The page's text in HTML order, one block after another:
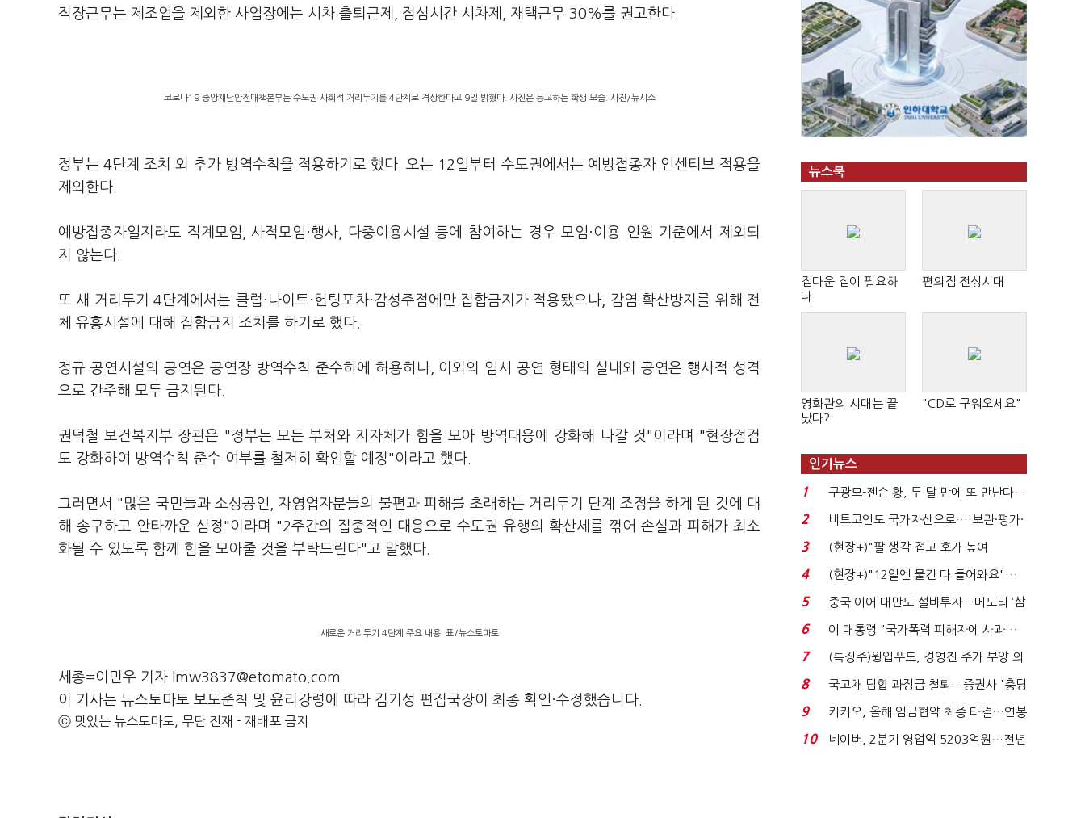
직장근무는 제조업을 제외한 사업장에는 시차 출퇴근제, 점심시간 시차제, 재택근무 30%를 권고한다.
코로나19 중앙재난안전대책본부는 수도권 사회적 거리두기를 4단계로 격상한다고 9일 밝혔다. 사진은 등교하는 학생 모습. 사진/뉴시스
정부는 4단계 조치 외 추가 방역수칙을 적용하기로 했다. 오는 12일부터 수도권에서는 예방접종자 인센티브 적용을
제외한다.
예방접종자일지라도 직계모임, 사적모임·행사, 다중이용시설 등에 참여하는 경우 모임·이용 인원 기준에서 제외되
지 않는다.
또 새 거리두기 4단계에서는 클럽·나이트·헌팅포차·감성주점에만 집합금지가 적용됐으나, 감염 확산방지를 위해 전
체 유흥시설에 대해 집합금지 조치를 하기로 했다.
정규 공연시설의 공연은 공연장 방역수칙 준수하에 허용하나, 이외의 임시 공연 형태의 실내외 공연은 행사적 성격
으로 간주해 모두 금지된다.
권덕철 보건복지부 장관은 "정부는 모든 부처와 지자체가 힘을 모아 방역대응에 강화해 나갈 것"이라며 "현장점검
도 강화하여 방역수칙 준수 여부를 철저히 확인할 예정"이라고 했다.
그러면서 "많은 국민들과 소상공인, 자영업자분들의 불편과 피해를 초래하는 거리두기 단계 조정을 하게 된 것에 대
해 송구하고 안타까운 심정"이라며 "2주간의 집중적인 대응으로 수도권 유행의 확산세를 꺾어 손실과 피해가 최소
화될 수 있도록 함께 힘을 모아줄 것을 부탁드린다"고 말했다.
새로운 거리두기 4단계 주요 내용. 표/뉴스토마토
세종=이민우 기자 lmw3837@etomato.com
이 기사는 뉴스토마토 보도준칙 및 윤리강령에 따라 김기성 편집국장이 최종 확인·수정했습니다.
ⓒ 맛있는 뉴스토마토, 무단 전재 - 재배포 금지
뉴스북
집다운 집이 필요하
다
편의점 전성시대
영화관의 시대는 끝
났다?
"CD로 구워오세요"
인기뉴스
1
구광모-젠슨 황, 두 달 만에 또 만난다…
로봇·AI 등 논...
2
비트코인도 국가자산으로…'보관·평가·
처분' 기준은 ...
3
(현장+)"팔 생각 접고 호가 높여
요"…'덜 똘똘한 한 채' 20...
4
(현장+)"12일엔 물건 다 들어와요"…
빈 매대 채우며 문 연 ...
5
중국 이어 대만도 설비투자…메모리 ‘삼
국전쟁’
6
이 대통령 "국가폭력 피해자에 사과…
적극적 조사로 진...
7
(특징주)윙입푸드, 경영진 주가 부양 의
지에 상한가...
8
국고채 담합 과징금 철퇴…증권사 '충당
금 폭탄' 우려...
9
카카오, 올해 임금협약 최종 타결…연봉
6.3% 인상·격려...
10
네이버, 2분기 영업익 5203억원…전년